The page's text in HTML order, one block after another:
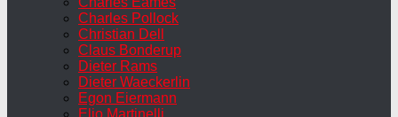
Charles Pollock
Christian Dell
Claus Bonderup
Dieter Rams
Dieter Waeckerlin
Egon Eiermann
Elio Martinelli